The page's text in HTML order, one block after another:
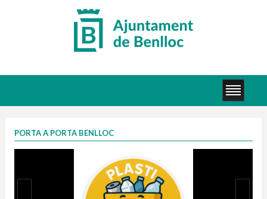
PORTA A PORTA BENLLOC